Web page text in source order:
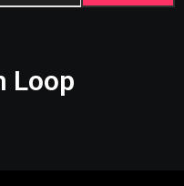
Loop